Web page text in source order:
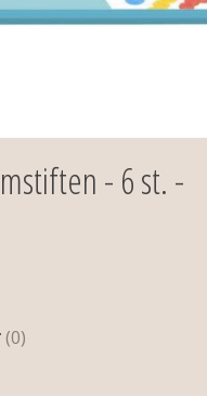
- 6 st. -
dit product is
(0)